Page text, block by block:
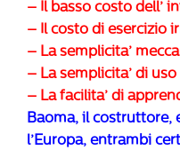
– Il basso costo dell’
– Il costo di esercizio
– La semplicita’
– La semplicita’ di uso
– La facilita’ di
Baoma, il costruttore,
l’Europa, entrambi